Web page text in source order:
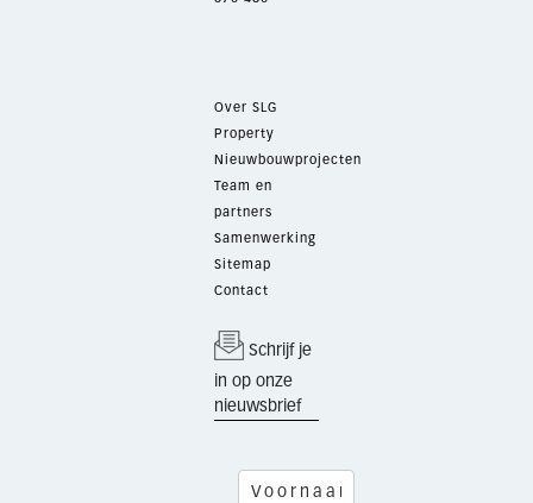
Over SLG
Property
Nieuwbouwprojecten
Team en
partners
Samenwerking
Sitemap
Contact
Schrijf je
in op onze
nieuwsbrief